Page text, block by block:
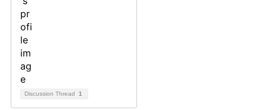
Discussion Thread 1